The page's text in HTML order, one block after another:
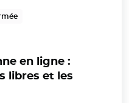
en ligne :
libres et les